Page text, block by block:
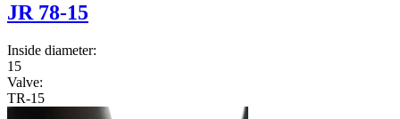
JR 78-15
Inside diameter:
15
Valve:
TR-15